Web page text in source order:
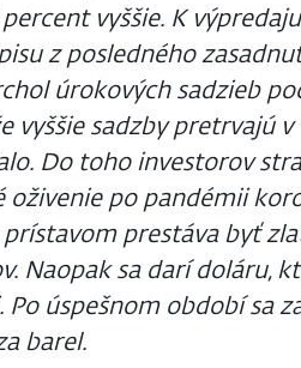
vyššie. K
z posledného
úrokových sadzieb
vyššie sadzby pretrvajú
Do toho investorov
oživenie po pandémii
prestáva byť
Naopak sa darí doláru,
úspešnom období sa
barel.